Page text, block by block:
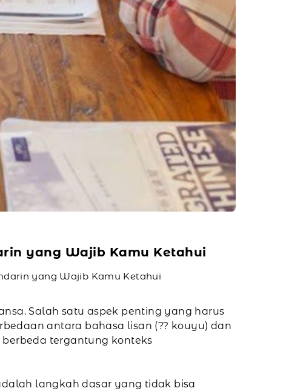
yang Wajib Kamu Ketahui
yang Wajib Kamu Ketahui
Salah satu aspek penting yang harus
antara bahasa lisan (?? kouyu) dan
tergantung konteks
langkah dasar yang tidak bisa